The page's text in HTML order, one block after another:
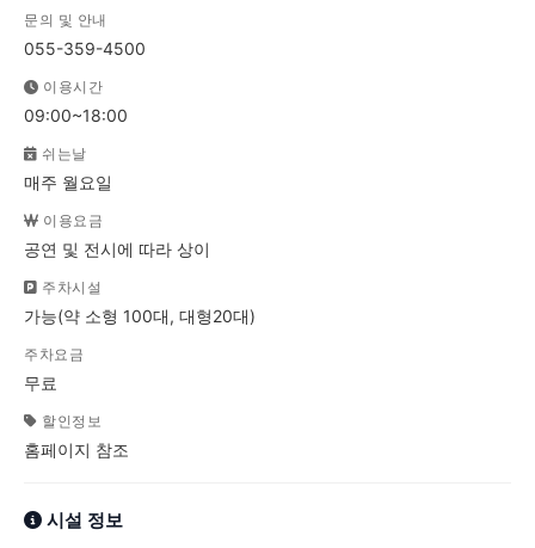
문의 및 안내
055-359-4500
이용시간
09:00~18:00
쉬는날
매주 월요일
이용요금
공연 및 전시에 따라 상이
주차시설
가능(약 소형 100대, 대형20대)
주차요금
무료
할인정보
홈페이지 참조
시설 정보